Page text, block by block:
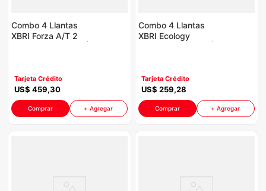
Combo 4 Llantas
XBRI Forza A/T 2
Tarjeta Crédito
US$ 459,30
Comprar + Agregar
Combo 4 Llantas
XBRI Ecology
Tarjeta Crédito
US$ 259,28
Comprar + Agregar